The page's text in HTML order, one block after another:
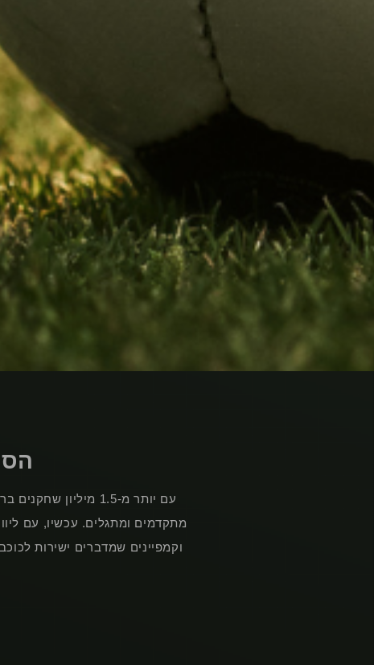
ה
עם יותר מ-1.5 מיליון שחקנים ברחבי העולם,
מתקדמים ומתגלים. עכשיו, עם
וקמפיינים שמדברים ישירות